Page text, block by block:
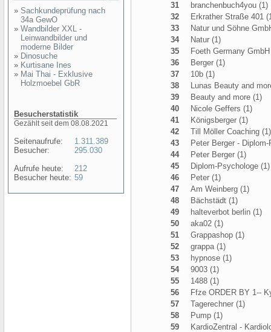
» Sachkundeprüfung nach
34a GewO
» Wandbilder XXL -
Leinwandbilder und
moderne Bilder
» Dinosuche
» Kurtisane Ines
» Mai Thai - Exklusive
Holzmoebel GbR
Besucherstatistik
Gezählt seit dem 08.08.2021
Seitenaufrufe:
Besucher:
Aufrufe heute:
Besucher heute:
1.311.389
295.030
212
59
31
branchenbuch4you (1)
32
Erkrather Straße 401
33
Natur und Söhne
34
Natur (1)
35
Foeth Germany
36
Berger (1)
37
10b (1)
38
Lunas Beauty and
39
Beauty and more (1)
40
Nicole Geffers (1)
41
Königsberger (1)
42
Till Möller Coaching (1)
43
Peter Berger -
44
Peter Berger (1)
45
Diplom-Psychologe (1)
46
Peter (1)
47
Am Weinberg (1)
48
Bächstädt (1)
49
halteverbot berlin (1)
50
aka02 (1)
51
Grappashop (1)
52
grappa (1)
53
hypnose (1)
54
9003 (1)
55
1488 (1)
56
Ffze ORDER BY 1--
57
Tagerechner (1)
58
Pump (1)
59
KardioZentral -